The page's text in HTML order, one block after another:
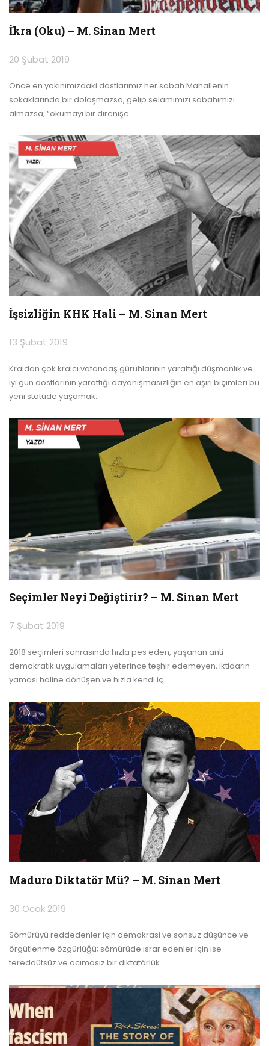
İkra (Oku) – M. Sinan Mert
20 Şubat 2019
Önce en yakınımızdaki dostlarımız her sabah Mahallenin
sokaklarında bir dolaşmazsa, gelip selamımızı sabahımızı
almazsa, “okumayı bir direnişe…
İşsizliğin KHK Hali – M. Sinan Mert
13 Şubat 2019
Kraldan çok kralcı vatandaş güruhlarının yarattığı düşmanlık ve
iyi gün dostlarının yarattığı dayanışmasızlığın en aşırı biçimleri bu
yeni statüde yaşamak…
Seçimler Neyi Değiştirir? – M. Sinan Mert
7 Şubat 2019
2018 seçimleri sonrasında hızla pes eden, yaşanan anti-
demokratik uygulamaları yeterince teşhir edemeyen, iktidarın
yaması haline dönüşen ve hızla kendi iç…
Maduro Diktatör Mü? – M. Sinan Mert
30 Ocak 2019
Sömürüyü reddedenler için demokrasi ve sonsuz düşünce ve
örgütlenme özgürlüğü; sömürüde ısrar edenler için ise
tereddütsüz ve acımasız bir diktatörlük. …